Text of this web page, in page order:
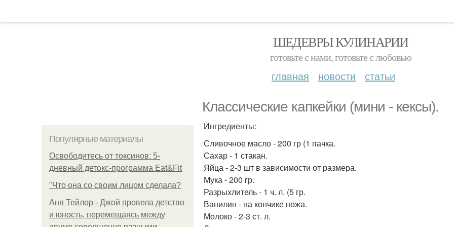
ШЕДЕВРЫ КУЛИНАРИИ
готовьте с нами, готовьте с любовью
главная новости статьи
Классические капкейки (мини - кексы).
Популярные материалы
Освободитесь от токсинов: 5-
дневный детокс-программа Eat&Fit
"Что она со своим лицом сделала?
Аня Тейлор - Джой провела детство
и юность, перемещаясь между
Ингредиенты:
Сливочное масло - 200 гр (1 пачка.
Сахар - 1 стакан.
Яйца - 2-3 шт в зависимости от размера.
Мука - 200 гр.
Разрыхлитель - 1 ч. л. (5 гр.
Ванилин - на кончике ножа.
Молоко - 2-3 ст. л.